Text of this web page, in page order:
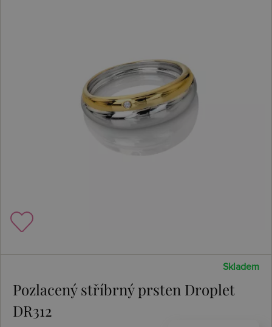
Skladem
Pozlacený stříbrný prsten Droplet
DR312